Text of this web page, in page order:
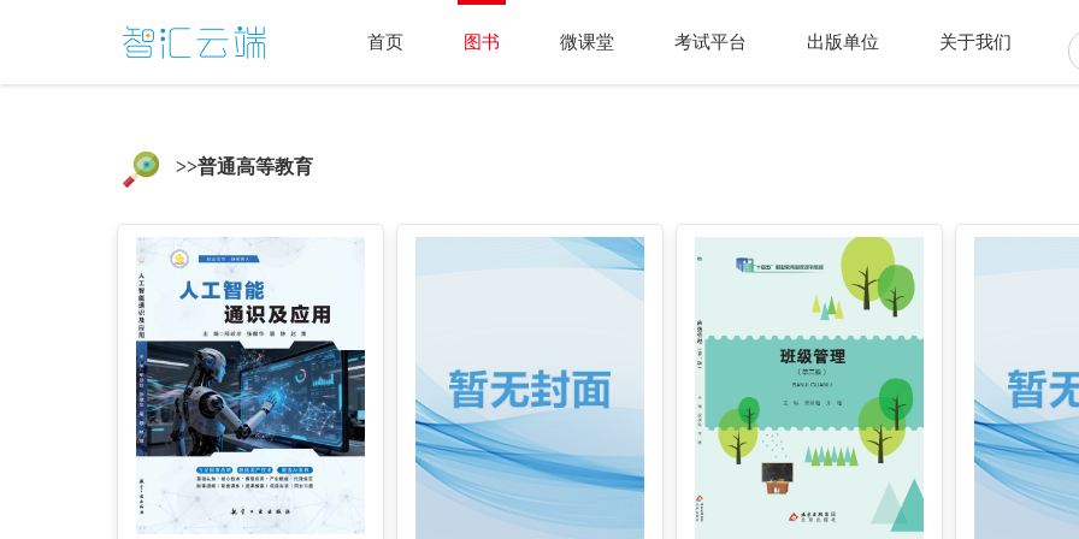
首页 图书 微课堂 考试平台 出版单位 关于我们
>>普通高等教育